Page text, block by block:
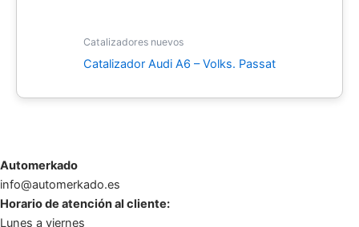
Catalizadores nuevos
Catalizador Audi A6 – Volks. Passat
Automerkado
info@automerkado.es
Horario de atención al cliente:
Lunes a viernes